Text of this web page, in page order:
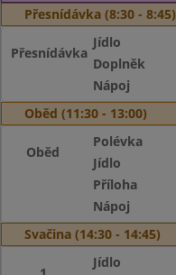
Přesnídávka (8:30 - 8:45)
Přesnídávka
Jídlo
Doplněk
Nápoj
Oběd (11:30 - 13:00)
Oběd
Polévka
Jídlo
Příloha
Nápoj
Svačina (14:30 - 14:45)
Jídlo